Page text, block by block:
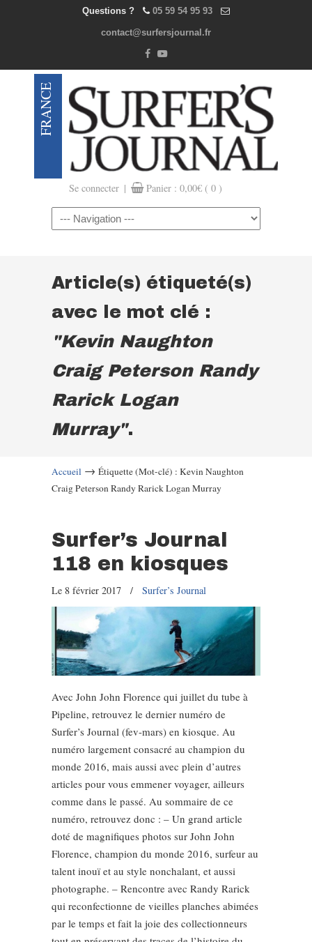
Questions ? 05 59 54 95 93
contact@surfersjournal.fr
Se connecter | Panier : 0,00€ ( 0 )
Navigation
Article(s) étiqueté(s)
avec le mot clé :
"Kevin Naughton
Craig Peterson Randy
Rarick Logan
Murray".
Accueil → Étiquette (Mot-clé) : Kevin Naughton
Craig Peterson Randy Rarick Logan Murray
Surfer’s Journal
118 en kiosques
Le 8 février 2017 / Surfer’s Journal
Avec John John Florence qui juillet du tube à
Pipeline, retrouvez le dernier numéro de
Surfer’s Journal (fev-mars) en kiosque. Au
numéro largement consacré au champion du
monde 2016, mais aussi avec plein d’autres
articles pour vous emmener voyager, ailleurs
comme dans le passé. Au sommaire de ce
numéro, retrouvez donc : – Un grand article
doté de magnifiques photos sur John John
Florence, champion du monde 2016, surfeur au
talent inouï et au style nonchalant, et aussi
photographe. – Rencontre avec Randy Rarick
qui reconfectionne de vieilles planches abimées
par le temps et fait la joie des collectionneurs